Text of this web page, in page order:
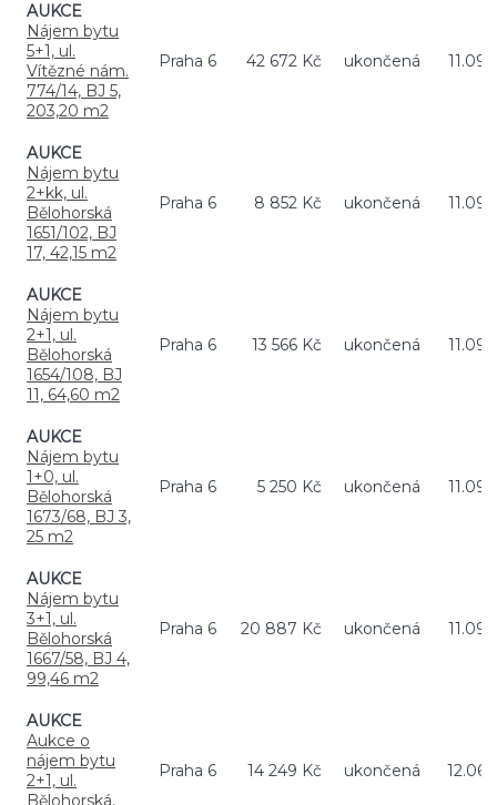
AUKCE
Nájem bytu
5+1, ul.
Vítězné nám.
774/14, BJ 5,
203,20 m2
Praha 6 42 672 Kč ukončená
AUKCE
Nájem bytu
2+kk, ul.
Bělohorská
1651/102, BJ
17, 42,15 m2
Praha 6 8 852 Kč ukončená
AUKCE
Nájem bytu
2+1, ul.
Bělohorská
1654/108, BJ
11, 64,60 m2
Praha 6 13 566 Kč ukončená
AUKCE
Nájem bytu
1+0, ul.
Bělohorská
1673/68, BJ 3,
25 m2
Praha 6 5 250 Kč ukončená
AUKCE
Nájem bytu
3+1, ul.
Bělohorská
1667/58, BJ 4,
99,46 m2
Praha 6 20 887 Kč ukončená
AUKCE
Aukce o
nájem bytu
2+1, ul.
Bělohorská,
Praha 6 14 249 Kč ukončená